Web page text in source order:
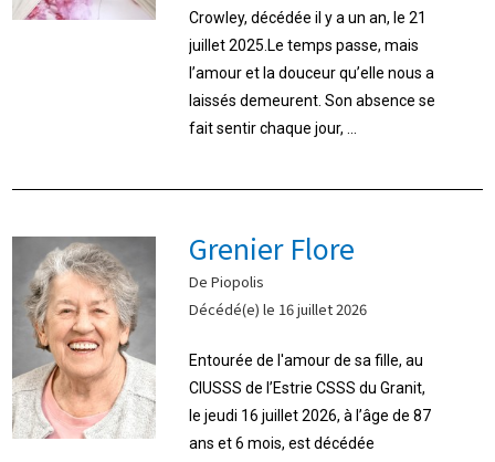
Crowley, décédée il y a un an, le 21
juillet 2025.Le temps passe, mais
l’amour et la douceur qu’elle nous a
laissés demeurent. Son absence se
fait sentir chaque jour, ...
Grenier Flore
De Piopolis
Décédé(e) le 16 juillet 2026
Entourée de l'amour de sa fille, au
CIUSSS de l’Estrie CSSS du Granit,
le jeudi 16 juillet 2026, à l’âge de 87
ans et 6 mois, est décédée